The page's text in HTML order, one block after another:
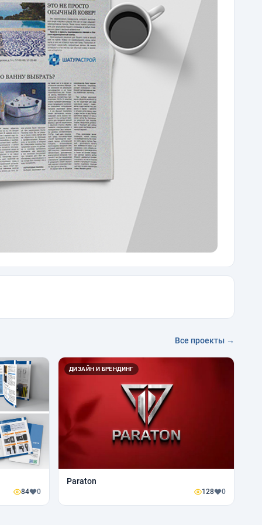
Все проекты →
84 0
ДИЗАЙН И БРЕНДИНГ
Paraton
128 0